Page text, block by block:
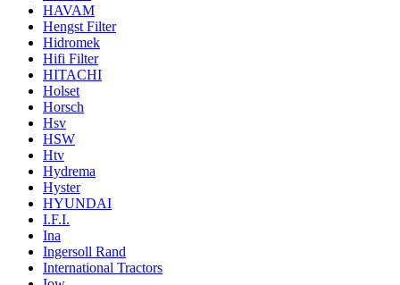
HAVAM
Hengst Filter
Hidromek
Hifi Filter
HITACHI
Holset
Horsch
Hsv
HSW
Htv
Hydrema
Hyster
HYUNDAI
I.F.I.
Ina
Ingersoll Rand
International Tractors